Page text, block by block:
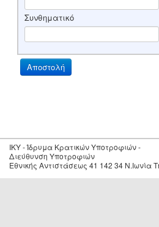
Συνθηματικό
IKY - Ίδρυμα Κρατικών Υποτροφιών -
Διεύθυνση Υποτροφιών
Εθνικής Αντιστάσεως 41 142 34 Ν.Ιωνία